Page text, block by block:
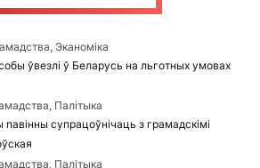
Эканоміка
ўвезлі ў Беларусь на льготных умовах
Палітыка
супрацоўнічаць з грамадскімі
Палітыка